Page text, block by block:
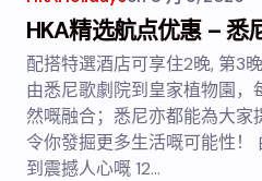
HKA精选航点优惠 – 悉
配搭特選酒店可享住2晚, 第3
由悉尼歌劇院到皇家植物園，
然嘅融合；悉尼亦都能為大
令你發掘更多生活嘅可能性！
到震撼人心嘅 12…